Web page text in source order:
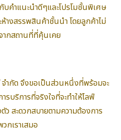
คำแนะนำดีๆและโปรโมชั้นพิเศษ
างสรรพสินค้าชั้นนำ โดยลูกค้าไม่
ากสถานที่ที่คุ้นเคย
ำกัด จึงขอเป็นส่วนหนึ่งที่พร้อมจะ
บริการที่จริงใจที่จะทำให้ไลฟ์
สะดวกสบายตามความต้องการ
กเราเสมอ